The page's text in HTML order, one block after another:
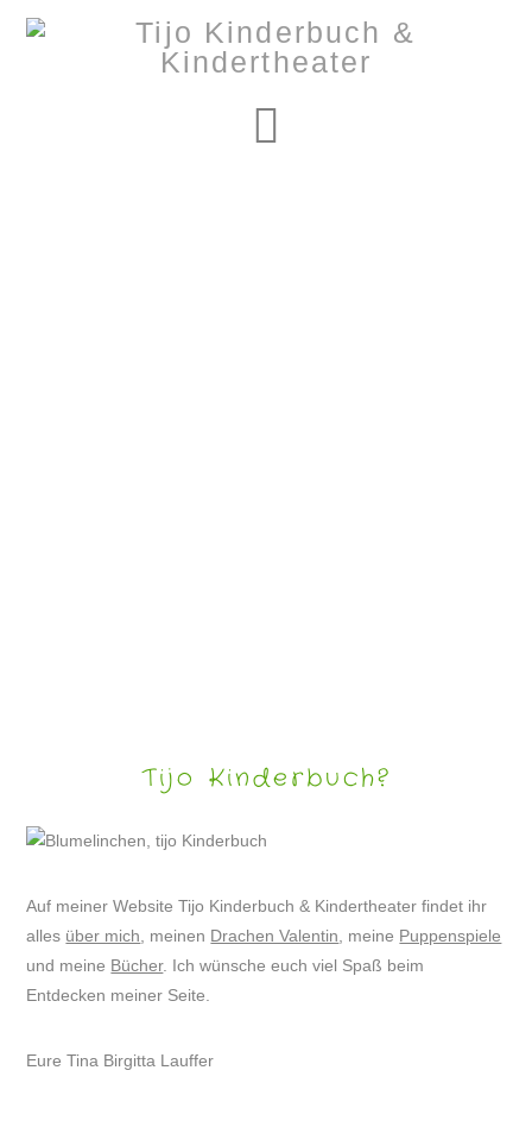
Tijo Kinderbuch?
Auf meiner Website Tijo Kinderbuch & Kindertheater findet ihr
alles über mich , meinen Drachen Valentin , meine Puppenspiele
und meine Bücher. Ich wünsche euch viel Spaß beim
Entdecken meiner Seite.
Eure Tina Birgitta Lauffer